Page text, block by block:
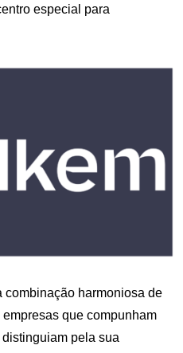
especial para
combinação harmoniosa de
que compunham
pela sua